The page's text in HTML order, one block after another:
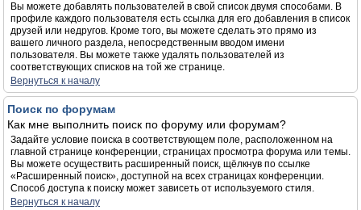
Вы можете добавлять пользователей в свой список двумя способами. В
профиле каждого пользователя есть ссылка для его добавления в список
друзей или недругов. Кроме того, вы можете сделать это прямо из
вашего личного раздела, непосредственным вводом имени
пользователя. Вы можете также удалять пользователей из
соответствующих списков на той же странице.
Вернуться к началу
Поиск по форумам
Как мне выполнить поиск по форуму или форумам?
Задайте условие поиска в соответствующем поле, расположенном на
главной странице конференции, страницах просмотра форума или темы.
Вы можете осуществить расширенный поиск, щёлкнув по ссылке
«Расширенный поиск», доступной на всех страницах конференции.
Способ доступа к поиску может зависеть от используемого стиля.
Вернуться к началу